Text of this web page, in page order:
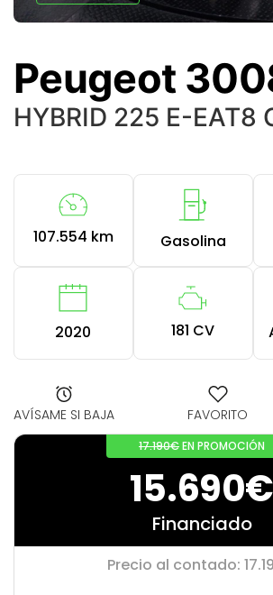
Peugeot
HYBRID 225 E-EAT8
107.554 km Gasolina
2020 181 CV
AVÍSAME SI BAJA FAVORITO
17.190€EN PROMOCIÓN
15.690€
Financiado
Precio al contado: